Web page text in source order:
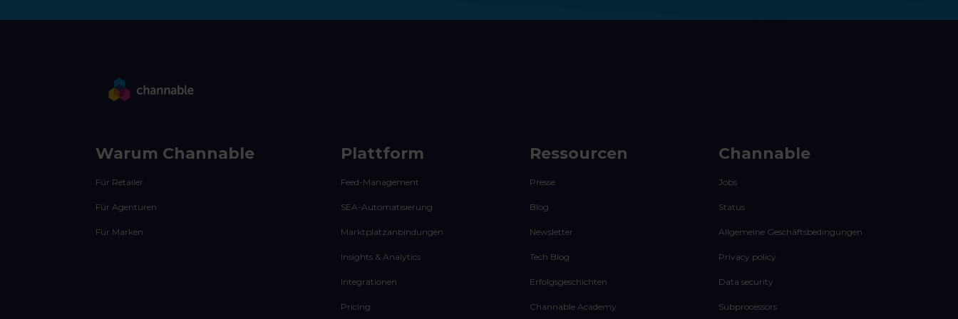
Warum Channable
Für Retailer
Für Agenturen
Für Marken
Plattform
Feed-Management
SEA-Automatisierung
Marktplatzanbindungen
Insights & Analytics
Integrationen
Pricing
Ressourcen
Presse
Blog
Newsletter
Tech Blog
Erfolgsgeschichten
Channable Academy
Channable
Jobs
Status
Allgemeine Geschäftsbedingungen
Privacy policy
Data security
Subprocessors